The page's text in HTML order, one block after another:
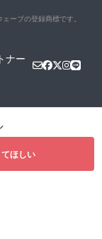
ーブの登録商標です。
ナー
ほしい